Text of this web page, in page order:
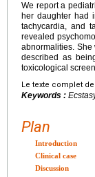
We report a
her daughter had
tachycardia, and
revealed
abnormalities.
described as
toxicological
Le texte complet
Keywords :
Plan
Introduction
Clinical case
Discussion